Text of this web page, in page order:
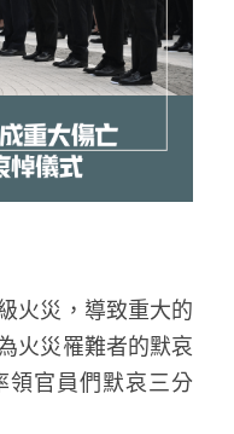
火災，導致重大的
火災罹難者的默哀
領官員們默哀三分